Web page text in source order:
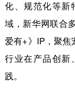
化、规范化等新
域，新华网联合
爱有+》IP，聚焦
行业在产品创新
践。